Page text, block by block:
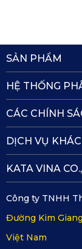
Roman Style
SẢN PHẨM
HỆ THỐNG
CÁC CHÍNH
DỊCH VỤ
KATA VINA
Công ty TNHH
Đường Kim
Việt Nam